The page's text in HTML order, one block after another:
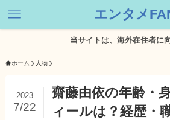
エンタメ
当サイトは、海外在住者に向けて情報を
ホーム 人物
齋藤由依の年齢・
ィールは？経歴・
2023
7/22